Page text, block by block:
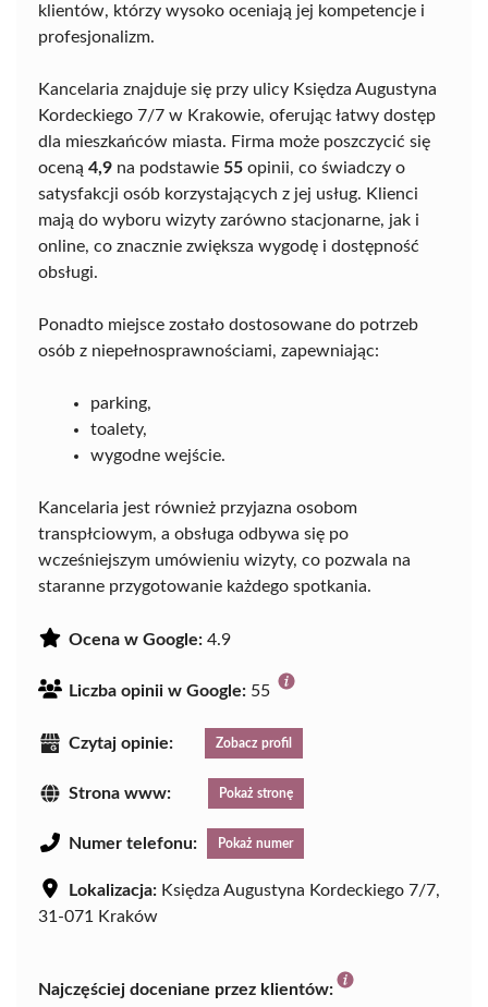
klientów, którzy wysoko oceniają jej kompetencje i
profesjonalizm.
Kancelaria znajduje się przy ulicy Księdza Augustyna
Kordeckiego 7/7 w Krakowie, oferując łatwy dostęp
dla mieszkańców miasta. Firma może poszczycić się
oceną 4,9 na podstawie 55 opinii, co świadczy o
satysfakcji osób korzystających z jej usług. Klienci
mają do wyboru wizyty zarówno stacjonarne, jak i
online, co znacznie zwiększa wygodę i dostępność
obsługi.
Ponadto miejsce zostało dostosowane do potrzeb
osób z niepełnosprawnościami, zapewniając:
parking,
toalety,
wygodne wejście.
Kancelaria jest również przyjazna osobom
transpłciowym, a obsługa odbywa się po
wcześniejszym umówieniu wizyty, co pozwala na
staranne przygotowanie każdego spotkania.
Ocena w Google: 4.9
Liczba opinii w Google: 55
Czytaj opinie: Zobacz profil
Strona www: Pokaż stronę
Numer telefonu: Pokaż numer
Lokalizacja: Księdza Augustyna Kordeckiego 7/7,
31-071 Kraków
Najczęściej doceniane przez klientów: